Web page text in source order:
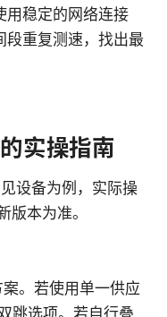
用稳定的网络连接
段重复测速，找出最
实操指南
设备为例，实际操
版本为准。
。若使用单一供应